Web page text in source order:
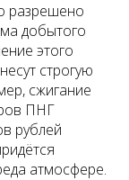
разрешено
добытого
этого
строгую
сжигание
ПНГ
рублей
атмосфере.